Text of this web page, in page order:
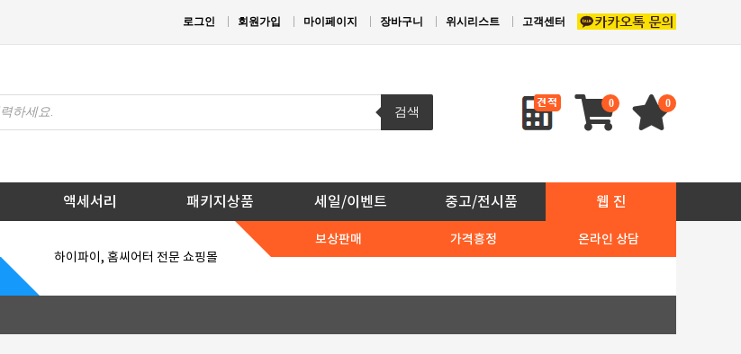
로그인 회원가입 마이페이지 장바구니 위시리스트 고객센터
검색
0 0
액세서리 패키지상품 세일/이벤트 중고/전시품 웹 진
보상판매 가격흥정
온라인 상담
하이파이, 홈씨어터 전문 쇼핑몰